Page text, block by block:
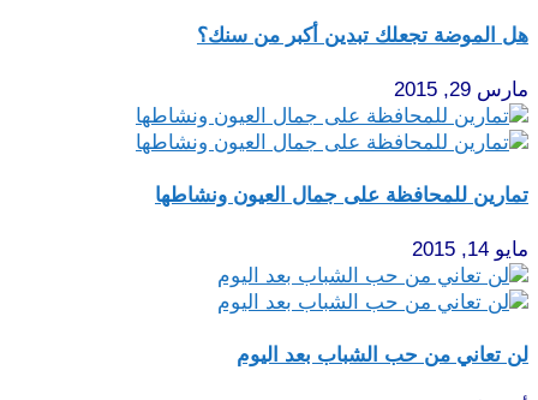
هل الموضة تجعلك تبدين أكبر من سنك؟
مارس 29, 2015
تمارين للمحافظة على جمال العيون ونشاطها
مايو 14, 2015
لن تعاني من حب الشباب بعد اليوم